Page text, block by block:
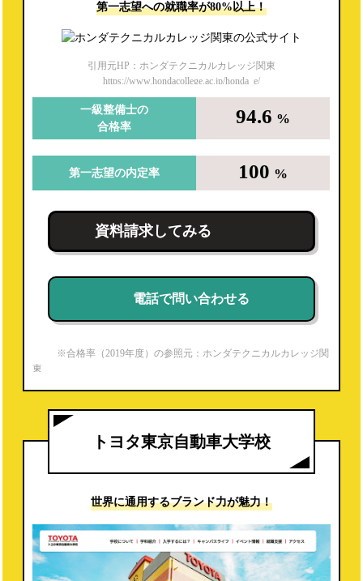
第一志望への就職率が80%以上！
引用元HP：ホンダテクニカルカレッジ関東
https://www.hondacollege.ac.jp/honda_e/
一級整備士の
合格率
94.6 %
第一志望の内定率 100 %
資料請求してみる
電話で問い合わせる
※合格率（2019年度）の参照元：ホンダテクニカルカレッジ関
東
トヨタ東京自動車大学校
世界に通用するブランド力が魅力！